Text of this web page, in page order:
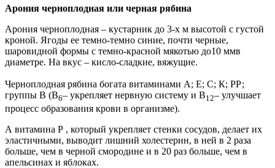
Арония черноплодная или черная рябина
Арония черноплодная – кустарник до 3-х м высотой с густой
кроной. Ягоды ее темно-темно синие, почти черные,
шаровидной формы с темно-красной мякотью до10 ммв
диаметре. На вкус – кисло-сладкие, вяжущие.
Черноплодная рябина богата витаминами А; Е; С; К; РР;
группы В (В6– укрепляет нервную систему и В12– улучшает
процесс образования крови в организме).
А витамина Р , который укрепляет стенки сосудов, делает их
эластичными, выводит лишний холестерин, в ней в 2 раза
больше, чем в черной смородине и в 20 раз больше, чем в
апельсинах и яблоках.